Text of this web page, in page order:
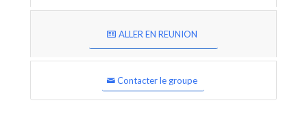
ALLER EN REUNION
Contacter le groupe